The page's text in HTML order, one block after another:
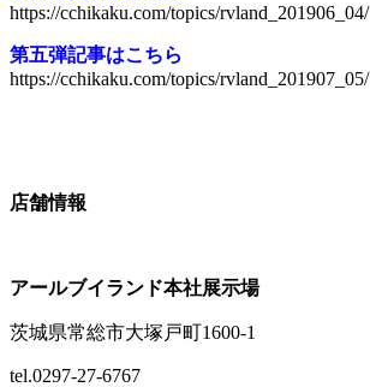
https://cchikaku.com/topics/rvland_201906_04/
第五弾記事はこちら
https://cchikaku.com/topics/rvland_201907_05/
店舗情報
アールブイランド本社展示場
茨城県常総市大塚戸町1600-1
tel.0297-27-6767